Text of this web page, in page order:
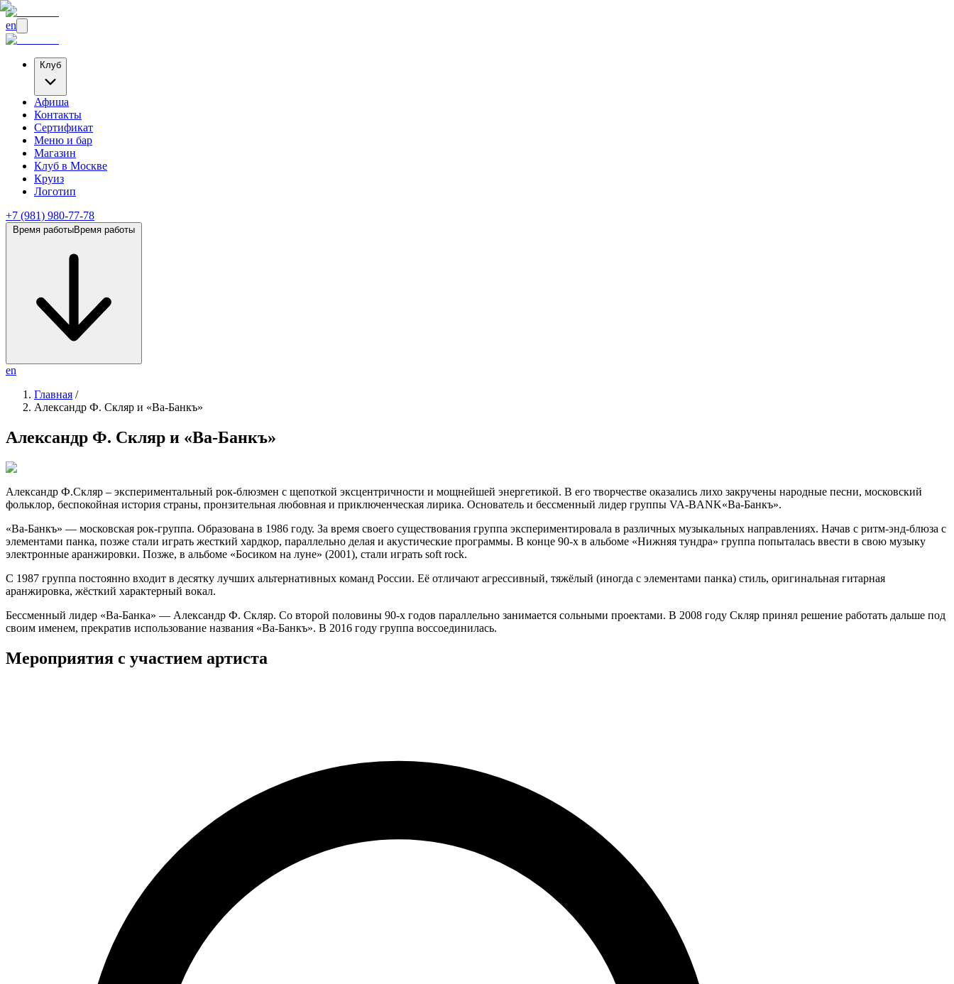
en
Клуб
Афиша
Контакты
Сертификат
Меню и бар
Магазин
Клуб в Москве
Круиз
Логотип
+7 (981) 980-77-78
Время работыВремя работы
en
Главная /
Александр Ф. Скляр и «Ва-Банкъ»
Александр Ф. Скляр и «Ва-Банкъ»
Александр Ф.Скляр – экспериментальный рок-блюзмен с щепоткой эксцентричности и мощнейшей энергетикой. В его творчестве оказались лихо закручены народные песни, московский
фольклор, беспокойная история страны, пронзительная любовная и приключенческая лирика. Основатель и бессменный лидер группы VA-BANK«Ва-Банкъ».
«Ва-Банкъ» — московская рок-группа. Образована в 1986 году. За время своего существования группа экспериментировала в различных музыкальных направлениях. Начав с ритм-энд-блюза с
элементами панка, позже стали играть жесткий хардкор, параллельно делая и акустические программы. В конце 90-х в альбоме «Нижняя тундра» группа попыталась ввести в свою музыку
электронные аранжировки. Позже, в альбоме «Босиком на луне» (2001), стали играть soft rock.
С 1987 группа постоянно входит в десятку лучших альтернативных команд России. Её отличают агрессивный, тяжёлый (иногда с элементами панка) стиль, оригинальная гитарная
аранжировка, жёсткий характерный вокал.
Бессменный лидер «Ва-Банка» — Александр Ф. Скляр. Со второй половины 90-х годов параллельно занимается сольными проектами. В 2008 году Скляр принял решение работать дальше под
своим именем, прекратив использование названия «Ва-Банкъ». В 2016 году группа воссоединилась.
Мероприятия с участием артиста